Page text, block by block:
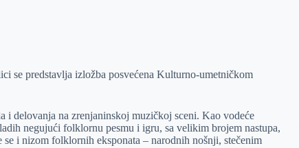
se predstavlja izložba posvećena Kulturno-umetničkom
i delovanja na zrenjaninskoj muzičkoj sceni. Kao vodeće
negujući folklornu pesmu i igru, sa velikim brojem nastupa,
i nizom folklornih eksponata – narodnih nošnji, stečenim